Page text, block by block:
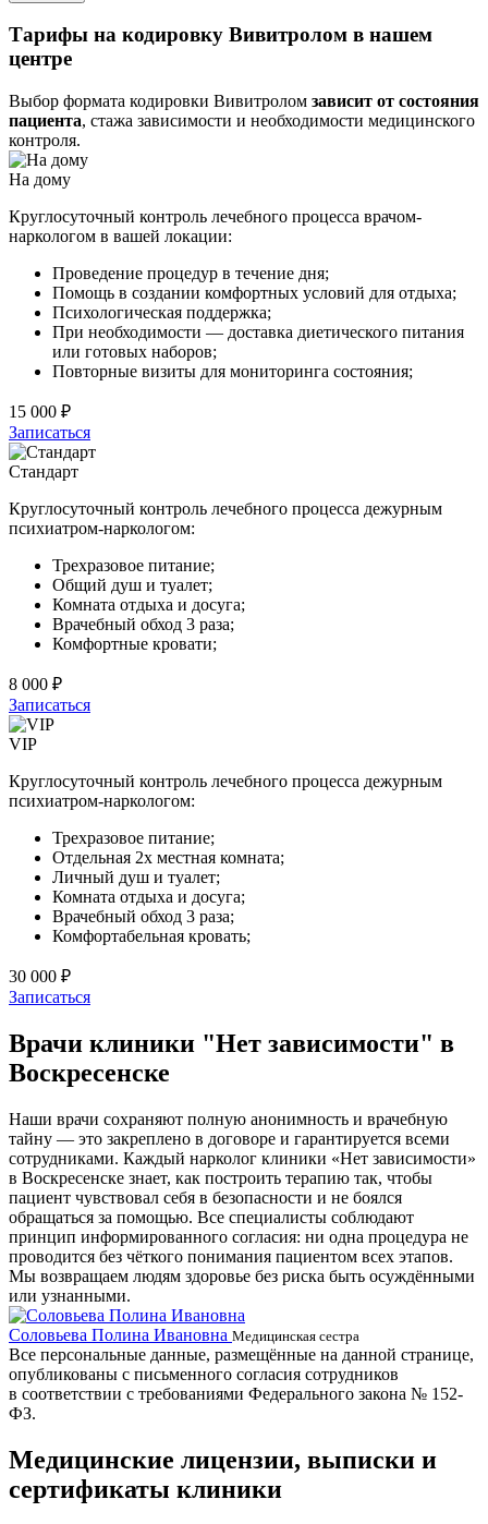
Тарифы на кодировку Вивитролом в нашем
центре
Выбор формата кодировки Вивитролом зависит от состояния
пациента, стажа зависимости и необходимости медицинского
контроля.
На дому
Круглосуточный контроль лечебного процесса врачом-
наркологом в вашей локации:
Проведение процедур в течение дня;
Помощь в создании комфортных условий для отдыха;
Психологическая поддержка;
При необходимости — доставка диетического питания
или готовых наборов;
Повторные визиты для мониторинга состояния;
15 000 ₽
Записаться
Стандарт
Круглосуточный контроль лечебного процесса дежурным
психиатром-наркологом:
Трехразовое питание;
Общий душ и туалет;
Комната отдыха и досуга;
Врачебный обход 3 раза;
Комфортные кровати;
8 000 ₽
Записаться
VIP
Круглосуточный контроль лечебного процесса дежурным
психиатром-наркологом:
Трехразовое питание;
Отдельная 2х местная комната;
Личный душ и туалет;
Комната отдыха и досуга;
Врачебный обход 3 раза;
Комфортабельная кровать;
30 000 ₽
Записаться
Врачи клиники "Нет зависимости" в
Воскресенске
Наши врачи сохраняют полную анонимность и врачебную
тайну — это закреплено в договоре и гарантируется всеми
сотрудниками. Каждый нарколог клиники «Нет зависимости»
в Воскресенске знает, как построить терапию так, чтобы
пациент чувствовал себя в безопасности и не боялся
обращаться за помощью. Все специалисты соблюдают
принцип информированного согласия: ни одна процедура не
проводится без чёткого понимания пациентом всех этапов.
Мы возвращаем людям здоровье без риска быть осуждёнными
или узнанными.
Соловьева Полина Ивановна Медицинская сестра
Все персональные данные, размещённые на данной странице,
опубликованы с письменного согласия сотрудников
в соответствии с требованиями Федерального закона № 152-
ФЗ.
Медицинские лицензии, выписки и
сертификаты клиники